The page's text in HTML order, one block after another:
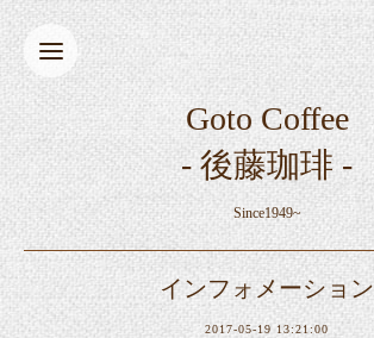
Goto Coffee
- 後藤珈琲 -
Since1949~
インフォメーション
2017-05-19 13:21:00